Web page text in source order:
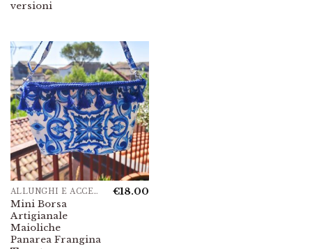
versioni
ALLUNGHI E ACCESSORI
Mini Borsa
Artigianale
Maioliche
Panarea Frangina
€18.00